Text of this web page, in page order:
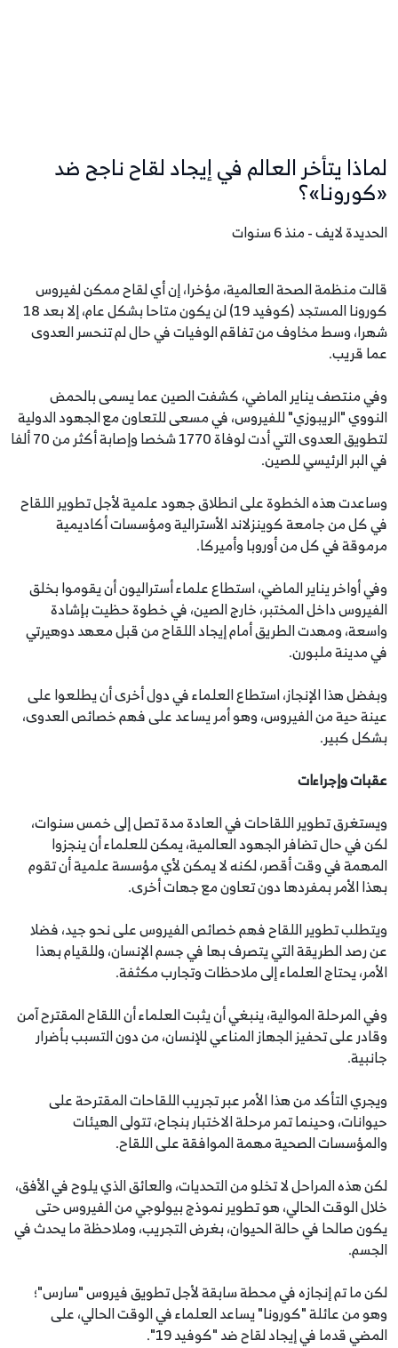
لماذا يتأخر العالم في إيجاد لقاح ناجح ضد
«كورونا»؟
الحديدة لايف - منذ 6 سنوات
قالت منظمة الصحة العالمية، مؤخرا، إن أي لقاح ممكن لفيروس
كورونا المستجد (كوفيد 19) لن يكون متاحا بشكل عام، إلا بعد 18
شهرا، وسط مخاوف من تفاقم الوفيات في حال لم تنحسر العدوى
عما قريب.
وفي منتصف يناير الماضي، كشفت الصين عما يسمى بالحمض
النووي "الريبوزي" للفيروس، في مسعى للتعاون مع الجهود الدولية
لتطويق العدوى التي أدت لوفاة 1770 شخصا وإصابة أكثر من 70 ألفا
في البر الرئيسي للصين.
وساعدت هذه الخطوة على انطلاق جهود علمية لأجل تطوير اللقاح
في كل من جامعة كوينزلاند الأسترالية ومؤسسات أكاديمية
مرموقة في كل من أوروبا وأميركا.
وفي أواخر يناير الماضي، استطاع علماء أستراليون أن يقوموا بخلق
الفيروس داخل المختبر، خارج الصين، في خطوة حظيت بإشادة
واسعة، ومهدت الطريق أمام إيجاد اللقاح من قبل معهد دوهيرتي
في مدينة ملبورن.
وبفضل هذا الإنجاز، استطاع العلماء في دول أخرى أن يطلعوا على
عينة حية من الفيروس، وهو أمر يساعد على فهم خصائص العدوى،
بشكل كبير.
عقبات وإجراءات
ويستغرق تطوير اللقاحات في العادة مدة تصل إلى خمس سنوات،
لكن في حال تضافر الجهود العالمية، يمكن للعلماء أن ينجزوا
المهمة في وقت أقصر، لكنه لا يمكن لأي مؤسسة علمية أن تقوم
بهذا الأمر بمفردها دون تعاون مع جهات أخرى.
ويتطلب تطوير اللقاح فهم خصائص الفيروس على نحو جيد، فضلا
عن رصد الطريقة التي يتصرف بها في جسم الإنسان، وللقيام بهذا
الأمر، يحتاج العلماء إلى ملاحظات وتجارب مكثفة.
وفي المرحلة الموالية، ينبغي أن يثبت العلماء أن اللقاح المقترح آمن
وقادر على تحفيز الجهاز المناعي للإنسان، من دون التسبب بأضرار
جانبية.
ويجري التأكد من هذا الأمر عبر تجريب اللقاحات المقترحة على
حيوانات، وحينما تمر مرحلة الاختبار بنجاح، تتولى الهيئات
والمؤسسات الصحية مهمة الموافقة على اللقاح.
لكن هذه المراحل لا تخلو من التحديات، والعائق الذي يلوح في الأفق،
خلال الوقت الحالي، هو تطوير نموذج بيولوجي من الفيروس حتى
يكون صالحا في حالة الحيوان، بغرض التجريب، وملاحظة ما يحدث في
الجسم.
لكن ما تم إنجازه في محطة سابقة لأجل تطويق فيروس "سارس"؛
وهو من عائلة "كورونا" يساعد العلماء في الوقت الحالي، على
المضي قدما في إيجاد لقاح ضد "كوفيد 19".